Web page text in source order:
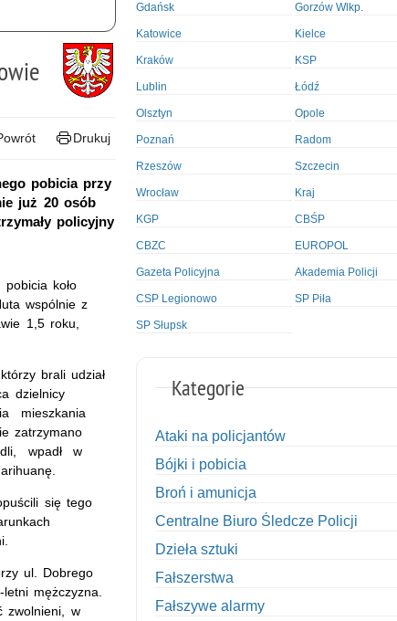
Drukuj
pobicia przy
już 20 osób
policyjny
koło
wspólnie z
1,5 roku,
brali udział
dzielnicy
mieszkania
zatrzymano
wpadł w
się tego
ul. Dobrego
mężczyzna.
zwolnieni, w
Gdańsk Gorzów Wlkp.
Katowice Kielce
Kraków KSP
Lublin Łódź
Olsztyn Opole
Poznań Radom
Rzeszów Szczecin
Wrocław Kraj
KGP CBŚP
CBZC EUROPOL
Gazeta Policyjna Akademia Policji
CSP Legionowo SP Piła
SP Słupsk
Kategorie
Ataki na policjantów
Bójki i pobicia
Broń i amunicja
Centralne Biuro Śledcze Policji
Dzieła sztuki
Fałszerstwa
Fałszywe alarmy